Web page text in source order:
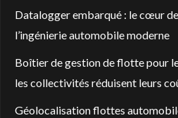
Datalogger embarqué : le cœur
l’ingénierie automobile moderne
Boîtier de gestion de flotte pour
les collectivités réduisent leurs
Géolocalisation flottes